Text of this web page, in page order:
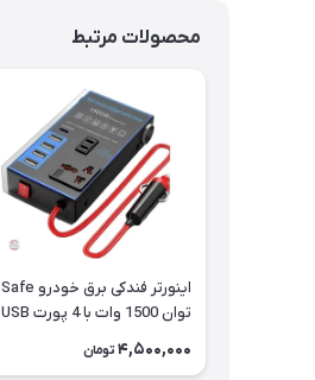
محصولات مرتبط
اینورتر فندکی برق خودرو Safe
توان 1500 وات با 4 پورت USB
4,500,000 تومان